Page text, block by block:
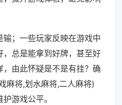
；一些玩家反映在游戏中
总是能拿到好牌，甚至好
由此怀疑是不是有挂？确
麻将,划水麻将,二人麻将)
游戏公平。